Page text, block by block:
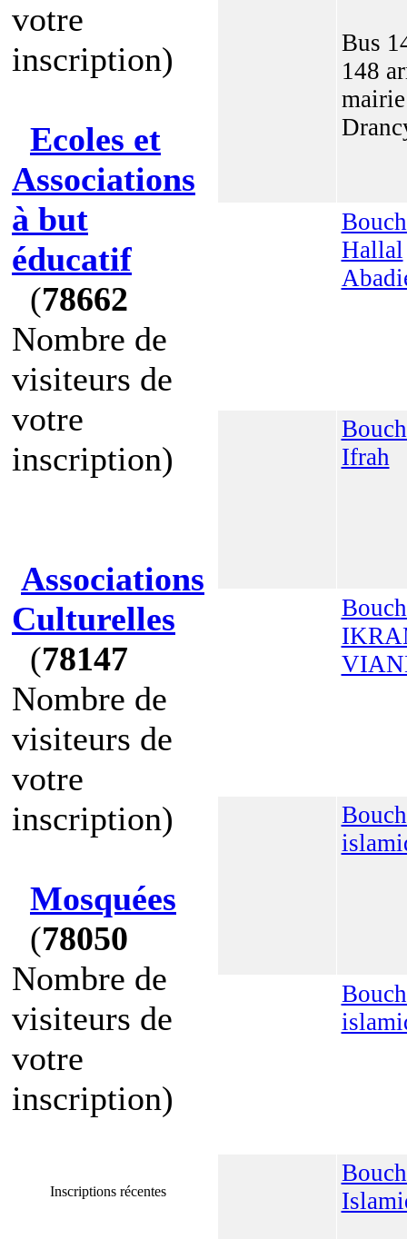
votre
inscription)
Ecoles et
Associations
à but
éducatif
(78662
Nombre de
visiteurs de
votre
inscription)
Associations
Culturelles
(78147
Nombre de
visiteurs de
votre
inscription)
Mosquées
(78050
Nombre de
visiteurs de
votre
inscription)
Inscriptions récentes
Bus
148
Hallal
Ifrah